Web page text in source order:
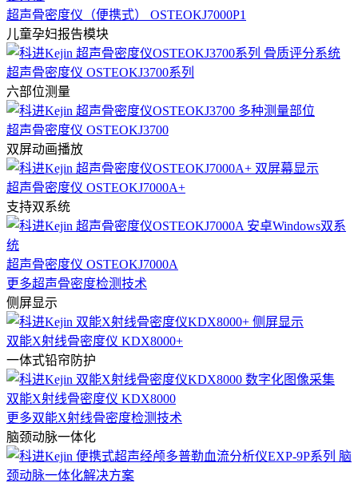
超声骨密度仪（便携式） OSTEOKJ7000P1
儿童孕妇报告模块
超声骨密度仪 OSTEOKJ3700系列
六部位测量
超声骨密度仪 OSTEOKJ3700
双屏动画播放
超声骨密度仪 OSTEOKJ7000A+
支持双系统
超声骨密度仪 OSTEOKJ7000A
更多超声骨密度检测技术
侧屏显示
双能X射线骨密度仪 KDX8000+
一体式铅帘防护
双能X射线骨密度仪 KDX8000
更多双能X射线骨密度检测技术
脑颈动脉一体化